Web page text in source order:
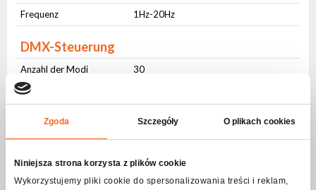
Zgoda Szczegóły O plikach cookies
Niniejsza strona korzysta z plików cookie
Wykorzystujemy pliki cookie do spersonalizowania treści i reklam,
Frequenz 1Hz-20Hz
DMX-Steuerung
Anzahl der Modi
30
Anzahl der Kanäle
Betriebsarten
Tonkontrolle
Ja